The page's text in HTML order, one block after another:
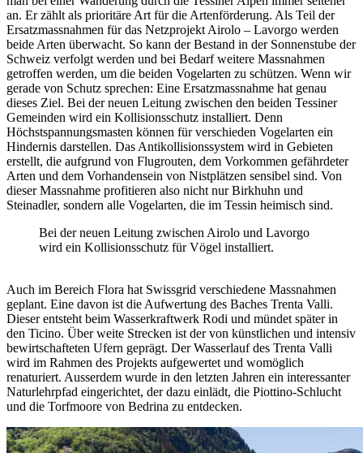
an. Er zählt als prioritäre Art für die Artenförderung. Als Teil der
Ersatzmassnahmen für das Netzprojekt Airolo – Lavorgo werden
beide Arten überwacht. So kann der Bestand in der Sonnenstube der
Schweiz verfolgt werden und bei Bedarf weitere Massnahmen
getroffen werden, um die beiden Vogelarten zu schützen. Wenn wir
gerade von Schutz sprechen: Eine Ersatzmassnahme hat genau
dieses Ziel. Bei der neuen Leitung zwischen den beiden Tessiner
Gemeinden wird ein Kollisionsschutz installiert. Denn
Höchstspannungsmasten können für verschieden Vogelarten ein
Hindernis darstellen. Das Antikollisionssystem wird in Gebieten
erstellt, die aufgrund von Flugrouten, dem Vorkommen gefährdeter
Arten und dem Vorhandensein von Nistplätzen sensibel sind. Von
dieser Massnahme profitieren also nicht nur Birkhuhn und
Steinadler, sondern alle Vogelarten, die im Tessin heimisch sind.
Bei der neuen Leitung zwischen Airolo und Lavorgo
wird ein Kollisionsschutz für Vögel installiert.
Auch im Bereich Flora hat Swissgrid verschiedene Massnahmen
geplant. Eine davon ist die Aufwertung des Baches Trenta Valli.
Dieser entsteht beim Wasserkraftwerk Rodi und mündet später in
den Ticino. Über weite Strecken ist der von künstlichen und intensiv
bewirtschafteten Ufern geprägt. Der Wasserlauf des Trenta Valli
wird im Rahmen des Projekts aufgewertet und womöglich
renaturiert. Ausserdem wurde in den letzten Jahren ein interessanter
Naturlehrpfad eingerichtet, der dazu einlädt, die Piottino-Schlucht
und die Torfmoore von Bedrina zu entdecken.